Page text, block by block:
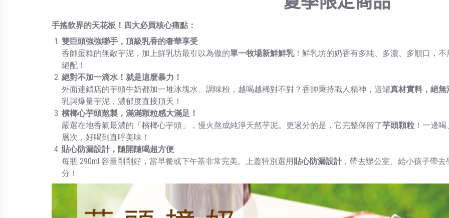
手搖飲界的天花板！四大必買核心痛點：
雙巨頭強強聯手，頂級乳香的奢華享受
香帥蛋糕的無敵芋泥，加上鮮乳坊最引以為傲的單一牧場新鮮鮮乳！鮮乳坊的奶香有多純、多濃、多順口，
絕配！
絕對不加一滴水！就是這麼暴力！
外面連鎖店的芋頭牛奶都加一堆冰塊水、調味粉，越喝越稀對不對？香帥秉持職人精神，這罐真材實料，絕無
乳與爆量芋泥，濃郁度直接頂天！
檳榔心芋頭熬製，滿滿顆粒感大滿足！
嚴選在地香氣最濃的「檳榔心芋頭」，慢火熬成純淨天然芋泥。更過分的是，它完整保留了芋頭顆粒 ！一邊
層次，好喝到直呼美味！
貼心防漏設計，隨開隨喝超方便
每瓶 290ml 容量剛剛好，當早餐或下午茶非常完美。上蓋特別選用 貼心防漏設計 ，帶去辦公室、給小孩子帶
分！